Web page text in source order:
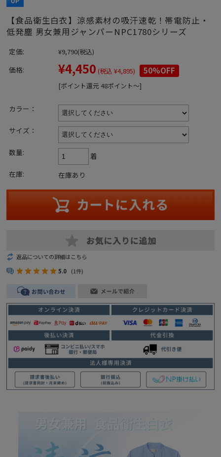
【食品衛生白衣】涼感素材の吸汗速乾！帯電防止・
低発塵 男女兼用ジャンパーNPC1780シリーズ
定価: ¥9,790(税込)
価格: ¥4,450 (税込 ¥4,895) 50%OFF
[ポイント還元 48ポイント～]
カラー：
サイズ：
数量:
着
在庫:
在庫あり
返品についての詳細はこちら
5.0
(1件)